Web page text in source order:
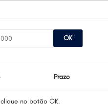
OK
Prazo
no botão OK.